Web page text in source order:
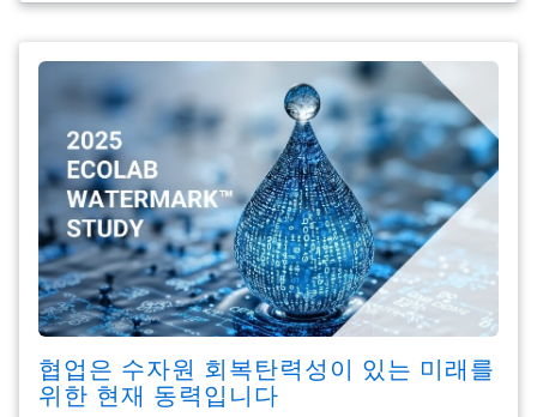
협업은 수자원 회복탄력성이 있는 미래를
위한 현재 동력입니다